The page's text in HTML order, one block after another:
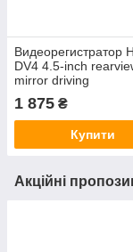
Видеорегистратор
DV4 4.5-inch
mirror driving
recorder(dual-
(2.45", 1080p, 130°)
1 875 ₴
Купити
Акційні